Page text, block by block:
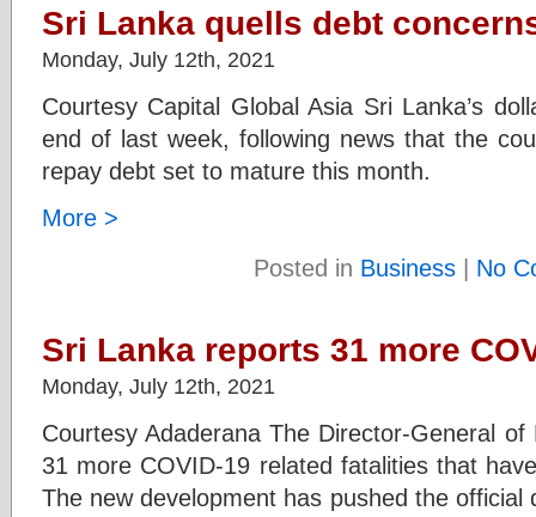
Sri Lanka quells debt
Monday, July 12th, 2021
Courtesy Capital Global Asia Sri Lanka’s
end of last week, following news that the
repay debt set to mature this month.
More >
Posted in Business | No
Sri Lanka reports 31 more
Monday, July 12th, 2021
Courtesy Adaderana The Director-General
31 more COVID-19 related fatalities that
The new development has pushed the